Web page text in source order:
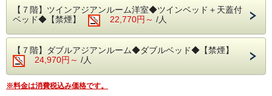
・ご予約の際は必ず駐車場を利用する旨と台数をご記入くだ
さい。
・ 6:00～10:30（最終入場 10:00）
◆エステ・貸切露天風呂
事前予約制でございます。
＜0557-82-8111＞までお問い合わせ下さい。
◆駐車場
1日1台1,200円/台数に限りがあり、先着順となります。
※満車の場合はホテルよりご連絡いたします。（近隣のコイ
※内容・品数は時期によって異なる場合がございます。
・夕食 17:30～21:00（最終入場 20:00）
・朝食 7:00～ 9:30（最終入場 9:00）
予約状況に応じて入場時間を分けさせていただく場合があり
ます。
◆大浴場
ン・焼酎
日本酒・カクテル
＊当プランは大人のみとなります。
お子様がいらっしゃる場合、ご宿泊代は現地精算となりま
す。
◆お部屋
【７階】ツインアジアンルーム洋室◆ツインベッド＋天蓋付
ベッド◆【禁煙】
22,770円～ /人
【７階】ダブルアジアンルーム◆ダブルベッド◆【禁煙】
24,970円～ /人
※料金は消費税込み価格です。